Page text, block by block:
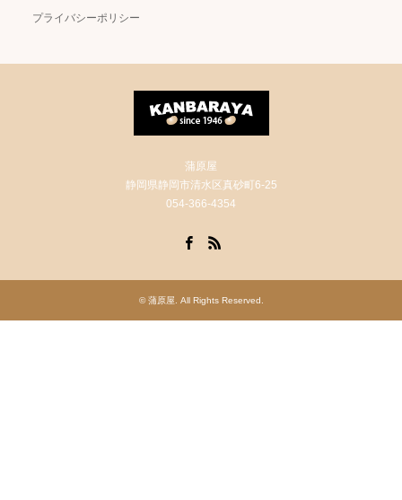
プライバシーポリシー
蒲原屋
静岡県静岡市清水区真砂町6-25
054-366-4354
©蒲原屋. All Rights Reserved.